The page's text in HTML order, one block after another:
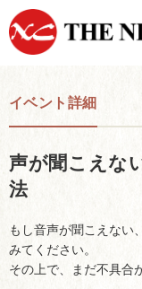
イベント詳細
声が聞こえな
法
もし音声が聞こえない
みてください。
その上で、まだ不具合
日本クラブメンバー
はじ